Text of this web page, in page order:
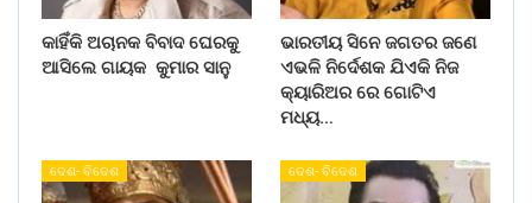
କାହିଁକି ଅଚାନକ ବିବାଦ ଘେରକୁ
ଆସିଲେ ଗାୟକ କୁମାର ସାନୁ
ଭାରତୀୟ ସିନେ ଜଗତର ଜଣେ
ଏଭଳି ନିର୍ଦେଶକ ଯିଏକି ନିଜ
କ୍ୟାରିଅର ରେ ଗୋଟିଏ
ମଧ୍ୟ…
ଦେଶ- ବିଦେଶ ଦେଶ- ବିଦେଶ